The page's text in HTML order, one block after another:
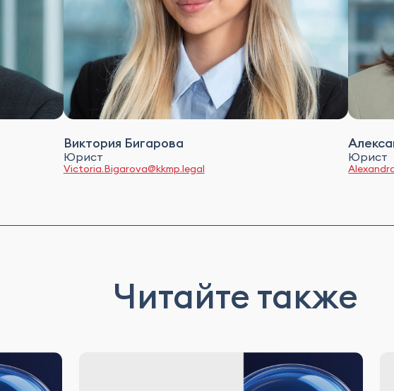
Виктория Бигарова
Юрист
Victoria.Bigarova@kkmp.legal
Юрист
Читайте также